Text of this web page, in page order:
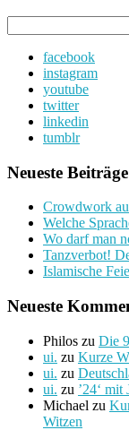
nach:
facebook
instagram
youtube
twitter
linkedin
tumblr
Neueste Beiträge
Crowdwork
Welche
Wo darf man
Tanzverbot!
Islamische
Neueste
Philos zu Die
ui. zu Kurze
ui. zu
ui. zu ’24‘
Michael zu
Witzen